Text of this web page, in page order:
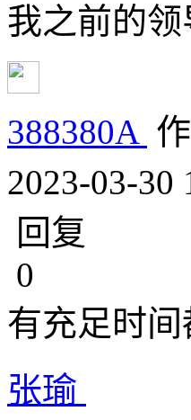
我之前的
388380A
2023-03-30
回复
0
有充足时
张瑜